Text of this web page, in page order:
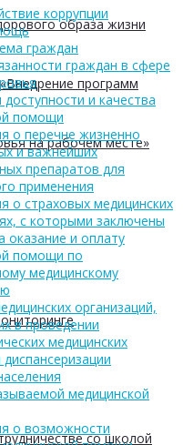
образа жизни
программ
на рабочем месте»
со школой
коррупции
граждан
граждан в сфере
и качества
помощи
о перечне жизненно
и важнейших
препаратов для
применения
о страховых медицинских
с которыми заключены
оказание и оплату
помощи по
медицинскому
организаций,
в проведении
медицинских
медицинской
о возможности